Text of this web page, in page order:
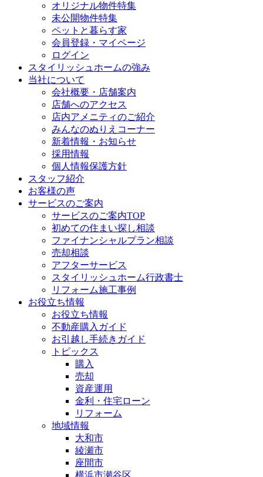
オリジナル物件特集
未公開物件特集
ペットと暮らす家
会員登録・マイページ
ログイン
スタイリッシュホームの強み
当社について
会社概要・店舗案内
店舗へのアクセス
店内アメニティのご紹介
みんなのぬりえコーナー
新着情報・お知らせ
採用情報
個人情報保護方針
スタッフ紹介
お客様の声
サービスのご案内
サービスのご案内TOP
初めての住まい探し相談
ファイナンシャルプラン相談
売却相談
アフターサービス
スタイリッシュホーム行政書士
リフォーム施工事例
お役立ち情報
お役立ち情報
不動産購入ガイド
お引越し手続きガイド
トピックス
購入
売却
資産運用
金利・住宅ローン
リフォーム
地域情報
大和市
綾瀬市
座間市
横浜市瀬谷区